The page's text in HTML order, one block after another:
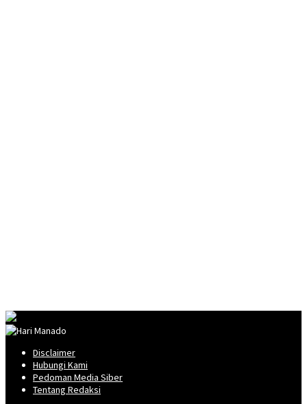
Disclaimer
Hubungi Kami
Pedoman Media Siber
Tentang Redaksi